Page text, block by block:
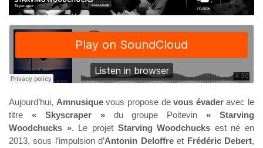
Aujourd’hui, Amnusiquevous propose devous évaderavec le
titre « Skyscraper »du groupe Poitevin« Starving
Woodchucks ». Le projet Starving Woodchucks est né en
2013, sous l’impulsion d’Antonin Deloffreet Frédéric Debert,